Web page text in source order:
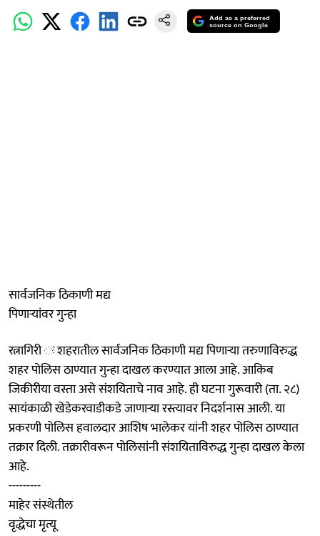
Add as a preferred
source on Google
सार्वजनिक ठिकाणी मद्य
पिणाऱ्यांवर गुन्हा
रत्नागिरी ः शहरातील सार्वजनिक ठिकाणी मद्य पिणाऱ्या तरुणाविरुद्ध
शहर पोलिस ठाण्यात गुन्हा दाखल करण्यात आला आहे. आकिब
जिकीरीया वस्ता असे संशयिताचे नाव आहे. ही घटना गुरूवारी (ता. २८)
सायंकाळी खेडेकरवाडीकडे जाणाऱ्या रस्त्यावर निदर्शनास आली. या
प्रकरणी पोलिस हवालदार आशिष भालेकर यांनी शहर पोलिस ठाण्यात
तक्रार दिली. तक्रारीवरून पोलिसांनी संशयिताविरुद्ध गुन्हा दाखल केला
आहे.
---------
माहेर संस्थेतील
वृद्धेचा मृत्यू